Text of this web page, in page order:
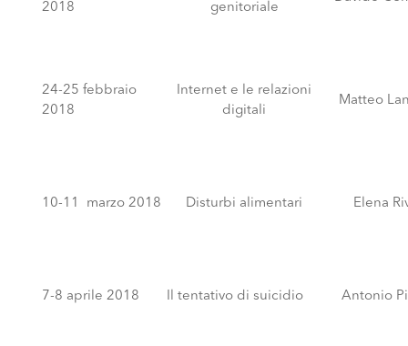
2018
genitoriale
24-25 febbraio
2018
Internet e le relazioni
digitali
Matteo
10-11 marzo 2018 Disturbi alimentari Elena
7-8 aprile 2018 Il tentativo di suicidio Antonio